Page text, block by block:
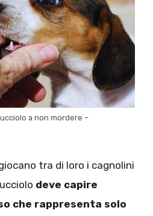
a non mordere –
tra di loro i cagnolini
deve capire
che rappresenta solo